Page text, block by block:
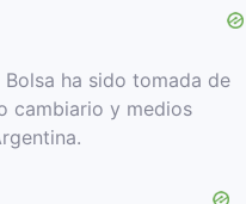
ha sido tomada de
cambiario y medios